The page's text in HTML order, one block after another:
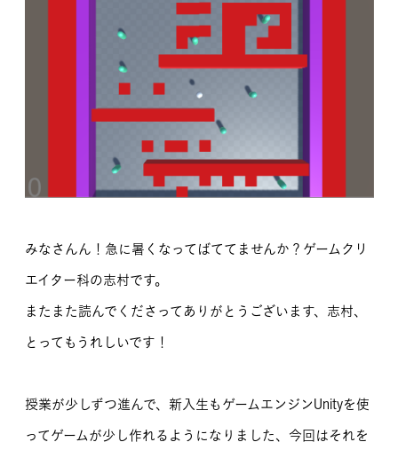
交通アクセス
学校情報公開
サイトマップ
みなさんん！急に暑くなってばててませんか？ゲームクリ
エイター科の志村です。
またまた読んでくださってありがとうございます、志村、
とってもうれしいです！
授業が少しずつ進んで、新入生もゲームエンジンUnityを使
ってゲームが少し作れるようになりました、今回はそれを